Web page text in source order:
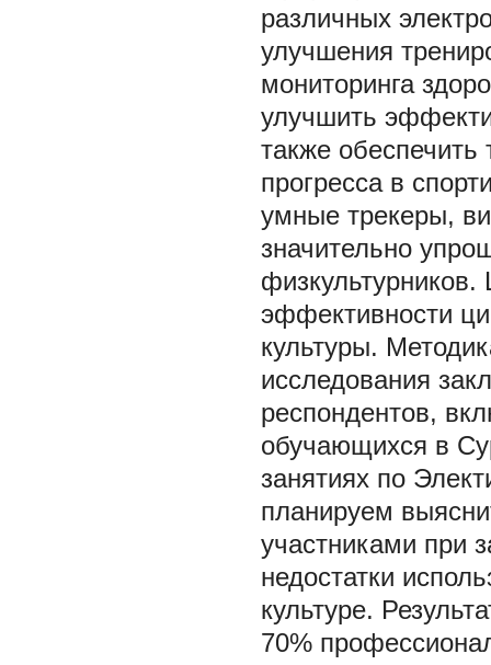
различных
улучшения
мониторинга
улучшить
также обеспечить
прогресса в
умные трекеры,
значительно
эффективности
культуры.
исследования
респондентов,
обучающихся в
занятиях по
планируем
участниками при
недостатки
культуре.
70%